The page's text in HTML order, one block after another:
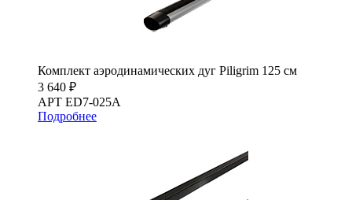
Комплект аэродинамических дуг Piligrim 125 см
3 640 ₽
АРТ ED7-025A
Подробнее